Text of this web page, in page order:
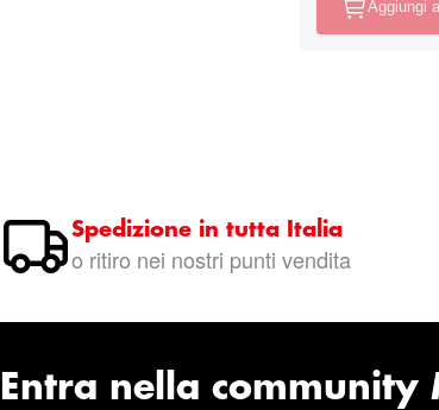
Aggiungi
Spedizione in tutta Italia
o ritiro nei nostri punti vendita
Entra nella community